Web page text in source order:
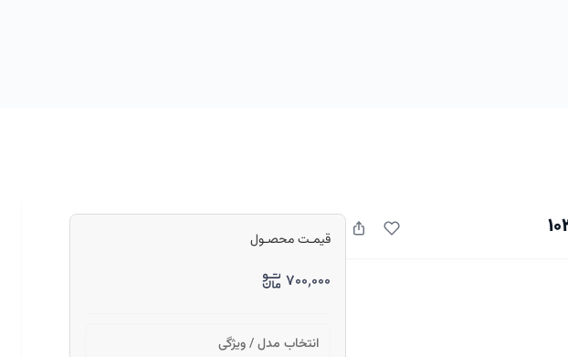
قیمـت محصـول
۷۰۰٬۰۰۰
انتخاب مدل / ویژگی